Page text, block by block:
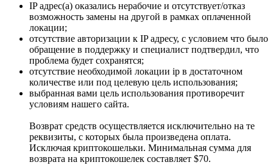
IP адрес(а) оказались нерабочие и отсутствует/отказ
возможность замены на другой в рамках оплаченной
локации;
отсутствие авторизации к IP адресу, с условием что было
обращение в поддержку и специалист подтвердил, что
проблема будет сохранятся;
отсутствие необходимой локации ip в достаточном
количестве или под целевую цель использования;
выбранная вами цель использования противоречит
условиям нашего сайта.
Возврат средств осуществляется исключительно на те
реквизиты, с которых была произведена оплата.
Исключая криптокошельки. Минимальная сумма для
возврата на криптокошелек составляет $70.